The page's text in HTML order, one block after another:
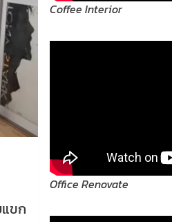
ขก
Coffee Interior
Office Renovate